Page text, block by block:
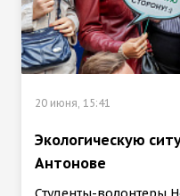
20 июня, 15:41
Экологическую
Антонове